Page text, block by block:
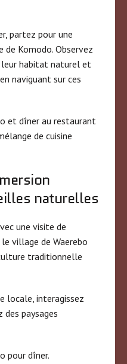
partez pour une
de Komodo. Observez
leur habitat naturel et
naviguant sur ces
et dîner au restaurant
de cuisine
naturelles
une visite de
village de Waerebo
traditionnelle
locale, interagissez
paysages
pour dîner.